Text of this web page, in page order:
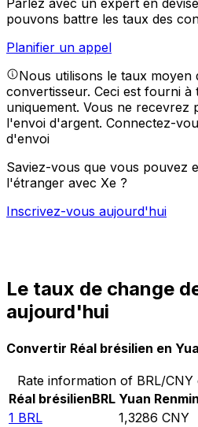
Parlez avec un expert en
pouvons battre les taux des
Planifier un appel
Nous utilisons le taux
convertisseur. Ceci est fourni à
uniquement. Vous ne recevrez
l'envoi d'argent. Connectez-
d'envoi
Saviez-vous que vous pouvez
l'étranger avec Xe ?
Inscrivez-vous aujourd'hui
Le taux de change
aujourd'hui
Convertir Réal brésilien en
Rate information of BRL/
Réal brésilienBRL Yuan
1 BRL 1,3286 CNY